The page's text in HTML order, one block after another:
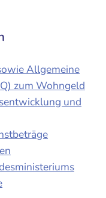
Allgemeine
zum Wohngeld
und